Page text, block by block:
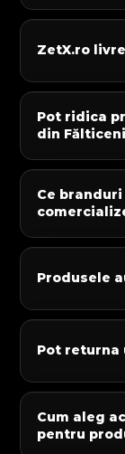
ZetX.ro
Pot ridica
din
Ce
Produsele
Pot returna
Cum aleg
pentru